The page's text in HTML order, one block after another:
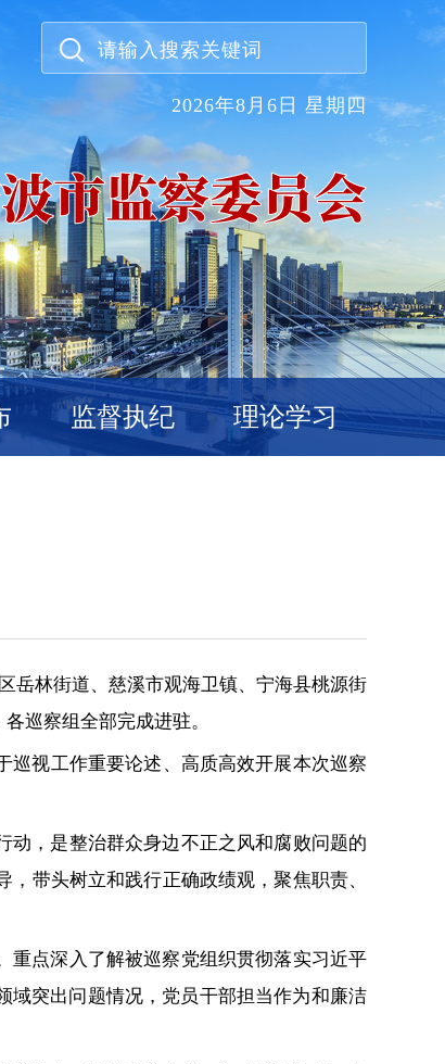
2026年8月6日 星期四
监督执纪 理论学习
岳林街道、慈溪市观海卫镇、宁海县桃源街
巡察组全部完成进驻。
巡视工作重要论述、高质高效开展本次巡察
动，是整治群众身边不正之风和腐败问题的
带头树立和践行正确政绩观，聚焦职责、
重点深入了解被巡察党组织贯彻落实习近平
域突出问题情况，党员干部担当作为和廉洁